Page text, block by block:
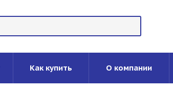
Как купить О компании